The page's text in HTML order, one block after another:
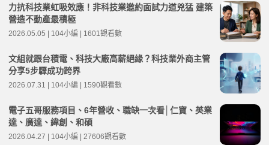
力抗科技業虹吸效應！非科技業邀約面試力道兇猛 建築
營造不動產最積極
2026.05.05 | 104小編 | 1601觀看數
文組就跟台積電、科技大廠高薪絕緣？科技業外商主管
分享5步驟成功跨界
2026.07.31 | 104小編 | 1590觀看數
電子五哥服務項目、6年營收、職缺一次看│仁寶、英業
達、廣達、緯創、和碩
2026.04.27 | 104小編 | 27606觀看數